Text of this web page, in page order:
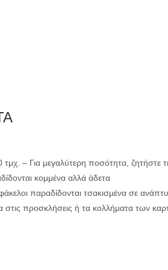
τμχ. – Για μεγαλύτερη ποσότητα, ζητήστε
κομμένα αλλά άδετα
παραδίδονται τσακισμένα σε
στις προσκλήσεις ή τα κολλήματα των